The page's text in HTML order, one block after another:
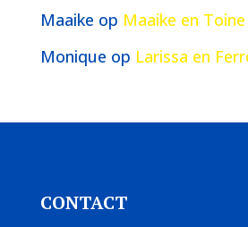
Maaike op Maaike en Toine
Monique op Larissa en
CONTACT